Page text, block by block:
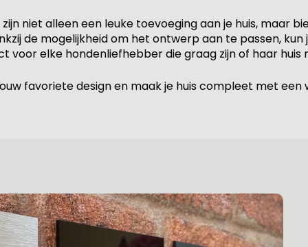
niet alleen een leuke toevoeging aan je huis, maar
de mogelijkheid om het ontwerp aan te passen,
voor elke hondenliefhebber die graag zijn of haar
favoriete design en maak je huis compleet met